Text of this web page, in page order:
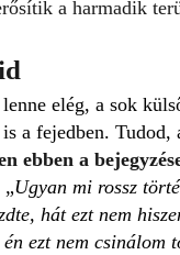
a harmadik
elég, a sok
a fejedben.
ebben a
Ugyan mi rossz
hát ezt nem
ezt nem csinálom